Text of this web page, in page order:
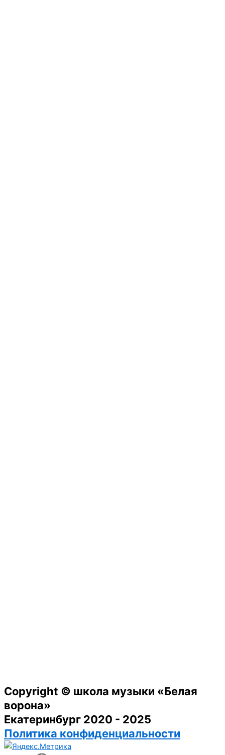
Copyright © школа музыки «Белая
ворона»
Екатеринбург 2020 - 2025
Политика конфиденциальности